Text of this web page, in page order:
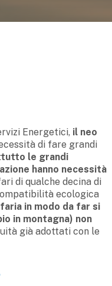
Energetici, il neo
di fare grandi
le grandi
hanno necessità
di qualche decina di
ecologica
in modo da far si
in montagna) non
già adottati con le